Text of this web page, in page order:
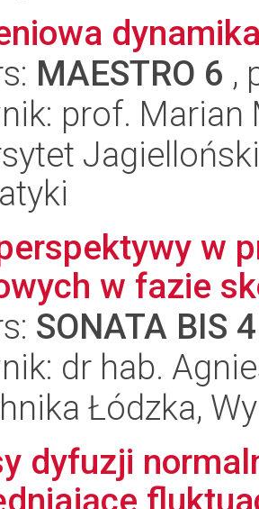
MAESTRO 6 ,
prof. Marian
w
w fazie
SONATA BIS 4
dr hab.
Łódzka,
dyfuzji